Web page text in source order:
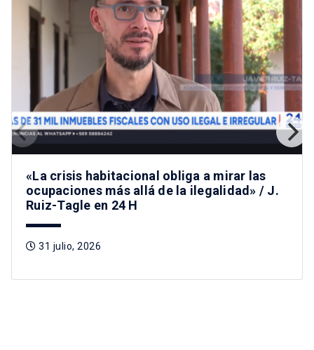
«La crisis habitacional obliga a mirar las
ocupaciones más allá de la ilegalidad» / J.
Ruiz-Tagle en 24 H
31 julio, 2026